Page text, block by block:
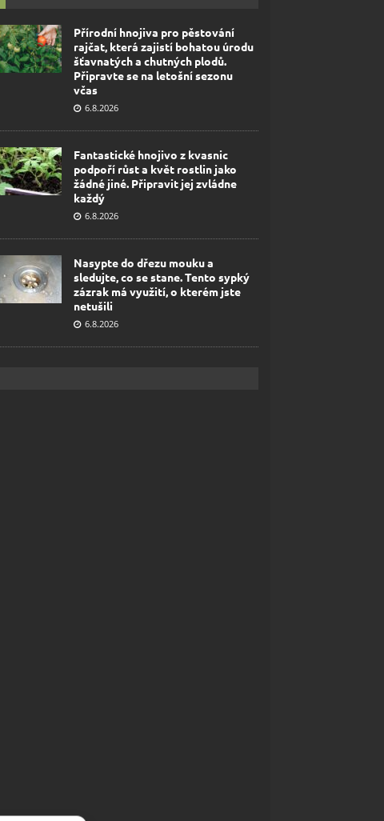
Přírodní hnojiva pro pěstování
rajčat, která zajistí bohatou úrodu
šťavnatých a chutných plodů.
Připravte se na letošní sezonu
včas
6.8.2026
Fantastické hnojivo z kvasnic
podpoří růst a květ rostlin jako
žádné jiné. Připravit jej zvládne
každý
6.8.2026
Nasypte do dřezu mouku a
sledujte, co se stane. Tento sypký
zázrak má využití, o kterém jste
netušili
6.8.2026